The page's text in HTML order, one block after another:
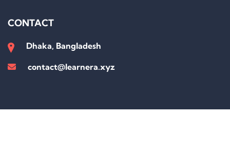
CONTACT
Dhaka, Bangladesh
contact@learnera.xyz